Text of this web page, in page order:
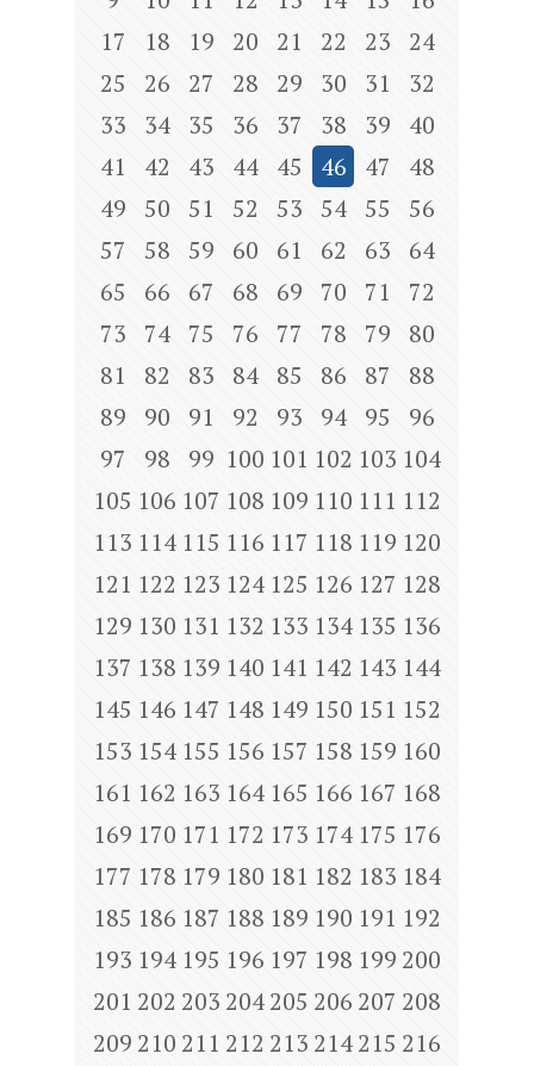
17
18 19 20 21 22 23
24
25
26 27 28 29 30 31
32
33
34 35 36 37 38 39
40
41
42 43 44 45 46 47
48
49
50 51 52 53 54 55
56
57
58 59 60 61 62 63
64
65
66 67 68 69 70 71
72
73
74 75 76 77 78 79
80
81
82 83 84 85 86 87
88
89
90 91 92 93 94 95
96
97
98 99 100 101 102 103 104
105 106 107 108 109 110 111 112
113 114 115 116 117 118 119 120
121 122 123 124 125 126 127 128
129 130 131 132 133 134 135 136
137 138 139 140 141 142 143 144
145 146 147 148 149 150 151 152
153 154 155 156 157 158 159 160
161 162 163 164 165 166 167 168
169 170 171 172 173 174 175 176
177 178 179 180 181 182 183 184
185 186 187 188 189 190 191 192
193 194 195 196 197 198 199 200
201 202 203 204205 206 207 208
209 210 211 212 213 214215 216